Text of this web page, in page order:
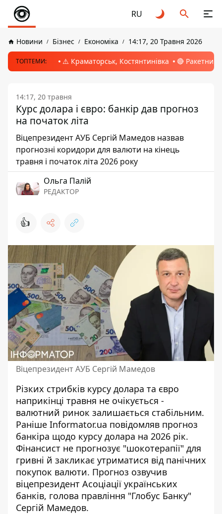
RU
Новини Бізнес Економіка 14:17, 20 Травня 2026
ТОПТЕМИ: ⚠️ Краматорськ, Костянтинівка 🔴 Ракетний
14:17, 20 травня
Курс долара і євро: банкір дав прогноз
на початок літа
Віцепрезидент АУБ Сергій Мамедов назвав
прогнозні коридори для валюти на кінець
травня і початок літа 2026 року
Ольга Палій
РЕДАКТОР
👍
Віцепрезидент АУБ Сергій Мамедов
Різких стрибків курсу долара та євро
наприкінці травня не очікується -
валютний ринок залишається стабільним.
Раніше Informator.ua повідомляв прогноз
банкіра щодо курсу долара на 2026 рік.
Фінансист не прогнозує "шокотерапії" для
гривні й закликає утриматися від панічних
покупок валюти. Прогноз озвучив
віцепрезидент Асоціації українських
банків, голова правління "Глобус Банку"
Сергій Мамедов.